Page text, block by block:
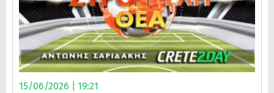
15/06/2026 | 19:21